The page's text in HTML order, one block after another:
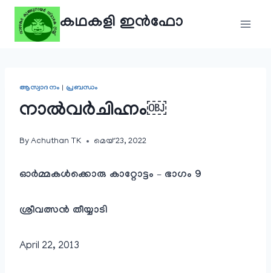
Skip
content
കഥകളി ഇൻഫോ
ആസ്വാദനം |പ്രബന്ധം
നാൽവർചിഹ്നം￼
By Achuthan TK മെയ്‌ 23, 2022
ഓർമ്മകൾക്കൊരു കാറ്റോട്ടം – ഭാഗം 9
ശ്രീവത്സൻ തീയ്യാടി
April 22, 2013